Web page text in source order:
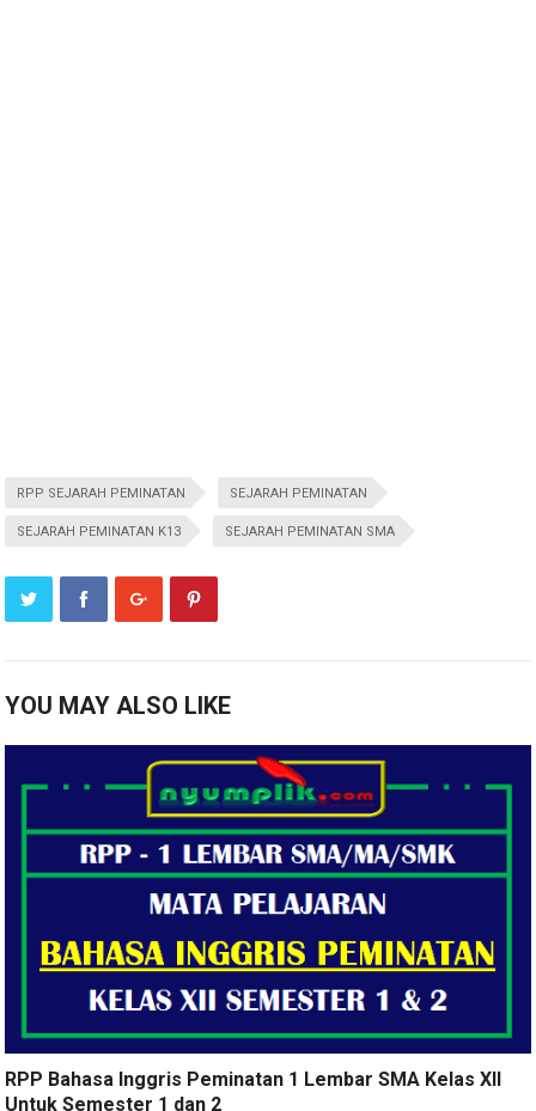
RPP SEJARAH PEMINATAN SEJARAH PEMINATAN
SEJARAH PEMINATAN K13 SEJARAH PEMINATAN SMA
YOU MAY ALSO LIKE
RPP Bahasa Inggris Peminatan 1 Lembar SMA Kelas XII
Untuk Semester 1 dan 2